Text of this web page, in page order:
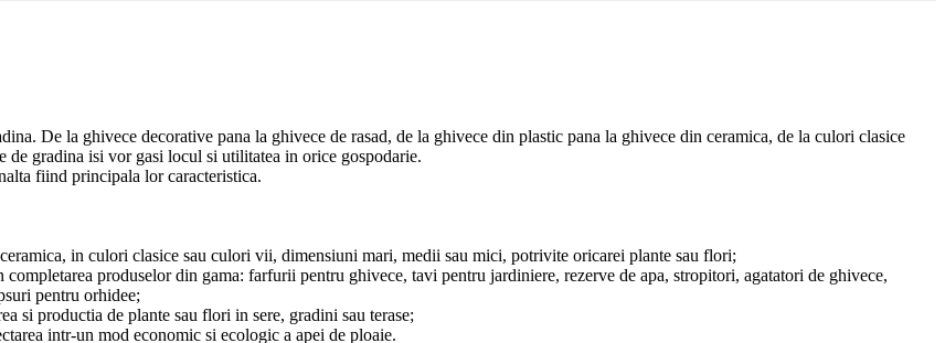
De la ghivece decorative pana la ghivece de rasad, de la ghivece din plastic pana la ghivece din ceramica, de la culori clasice
gradina isi vor gasi locul si utilitatea in orice gospodarie.
fiind principala lor caracteristica.
in culori clasice sau culori vii, dimensiuni mari, medii sau mici, potrivite oricarei plante sau flori;
produselor din gama: farfurii pentru ghivece, tavi pentru jardiniere, rezerve de apa, stropitori, agatatori de ghivece,
pentru orhidee;
si productia de plante sau flori in sere, gradini sau terase;
intr-un mod economic si ecologic a apei de ploaie.